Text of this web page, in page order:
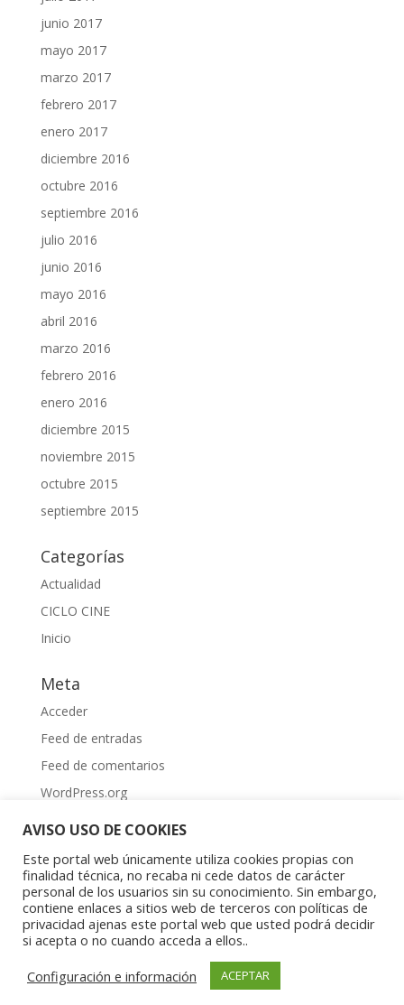
junio 2017
mayo 2017
marzo 2017
febrero 2017
enero 2017
diciembre 2016
octubre 2016
septiembre 2016
julio 2016
junio 2016
mayo 2016
abril 2016
marzo 2016
febrero 2016
enero 2016
diciembre 2015
noviembre 2015
octubre 2015
septiembre 2015
Categorías
Actualidad
CICLO CINE
Inicio
Meta
Acceder
Feed de entradas
Feed de comentarios
WordPress.org
Aviso Legal| Política de privacidad|Política de
cookies
Copyright © 2023 Asociación Aragonesa para la
Investigación Psíquica del Niño y el Adolescente
AVISO USO DE COOKIES
Este portal web únicamente utiliza cookies propias con
finalidad técnica, no recaba ni cede datos de carácter
personal de los usuarios sin su conocimiento. Sin embargo,
contiene enlaces a sitios web de terceros con políticas de
privacidad ajenas este portal web que usted podrá decidir
si acepta o no cuando acceda a ellos..
Configuración e información
ACEPTAR